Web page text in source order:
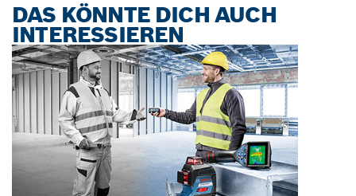
DAS KÖNNTE DICH AUCH
INTERESSIEREN